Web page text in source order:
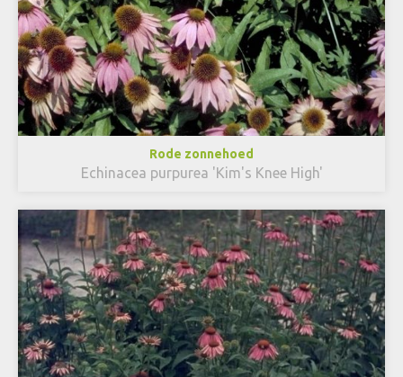
Rode zonnehoed
Echinacea purpurea 'Kim's Knee High'